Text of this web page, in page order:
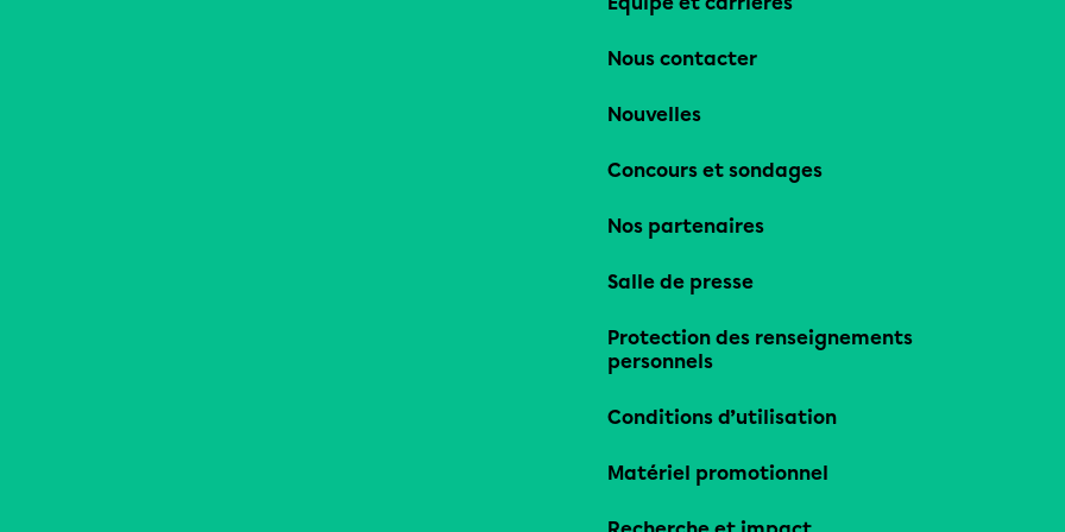
Nous contacter
Nouvelles
Concours et sondages
Nos partenaires
Salle de presse
Protection des renseignements
personnels
Conditions d’utilisation
Matériel promotionnel